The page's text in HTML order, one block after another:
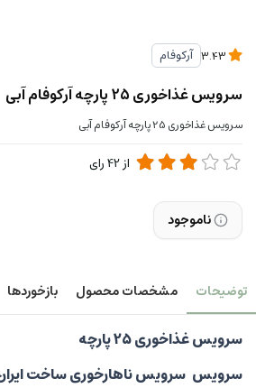
آرکوفام
سرویس غذاخوری 25 پارچه آرکوفام آبی
سرویس غذاخوری 25 پارچه آرکوفام آبی
از42رای
ناموجود
توضیحات مشخصات محصول بازخوردها
سرویس غذاخوری 25 پارچه
سرویس سرویس ناهارخوری ساخت